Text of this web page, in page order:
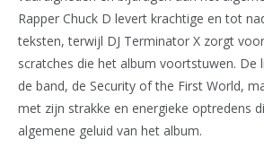
Rapper Chuck D levert krachtige en tot
teksten, terwijl DJ Terminator X zorgt
scratches die het album voortstuwen. De
de band, de Security of the First World,
met zijn strakke en energieke optredens
algemene geluid van het album.